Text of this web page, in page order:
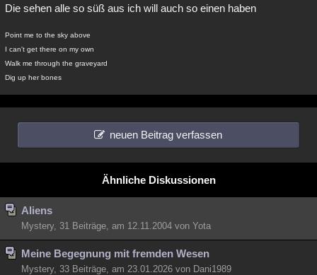
Die sehen alle so süß aus ich will auch so einen haben
Point me to the sky above
I can't get there on my own
Walk me through the graveyard
Dig up her bones
neuen Beitrag verfassen
Ähnliche Diskussionen
Aliens
Mystery, 31 Beiträge, am 12.11.2004 von Yota
Meine Begegnung mit fremden Wesen
Mystery, 33 Beiträge, am 23.01.2026 von Dani1989